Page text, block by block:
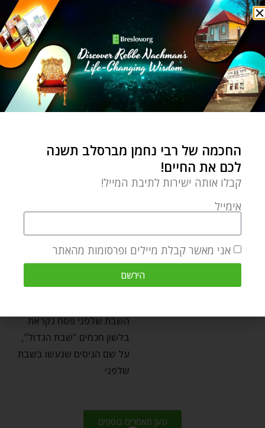
רוזנפלד נותן לנו את הנוסחה
פסח
המטה ביד שלך!
byChaim Kramer
לא רק משה רבינו גם אנחנו
ותתחילו לפעול איתו ניסים
פרשת השבוע מצורע ושבת
הגדול
השבת שלפני פסח נקראת
בלשון חכמים "שבת הגדול",
על שם הניסים שנעשו בשבת
שלפני
טען מאמרים נוספים
החכמה של רבי נחמן מברסלב תשנה
לכם את החיים!
קבלו אותה ישירות לתיבת המייל!
אימייל
אני מאשר קבלת מיילים ופרסומות מהאתר
הירשם